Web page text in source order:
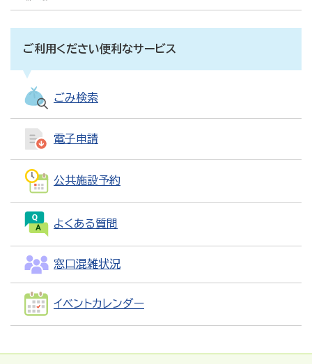
ご利用ください便利なサービス
ごみ検索
電子申請
公共施設予約
よくある質問
窓口混雑状況
イベントカレンダー